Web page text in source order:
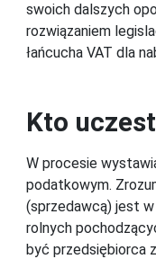
swoich dalszych
rozwiązaniem
łańcucha VAT dla
Kto
W procesie
podatkowym.
(sprzedawcą) jest
rolnych
być przedsiębiorca